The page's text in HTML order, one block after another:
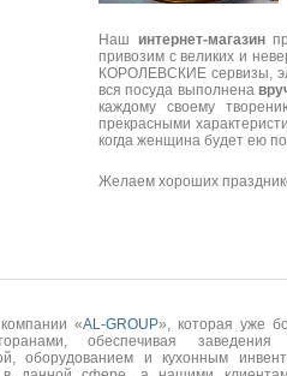
Наш интернет-магазин
привозим с великих и
КОРОЛЕВСКИЕ сервизы,
вся посуда выполнена
каждому своему
прекрасными
когда женщина будет ею
Желаем хороших
«AL-GROUP», которая уже
обеспечивая заведения
оборудованием и кухонным